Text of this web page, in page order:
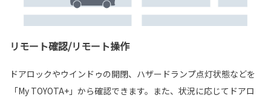
リモート確認/リモート操作
ドアロックやウインドゥの開閉、ハザードランプ点灯状態などを
「My TOYOTA+」から確認できます。また、状況に応じてドアロ